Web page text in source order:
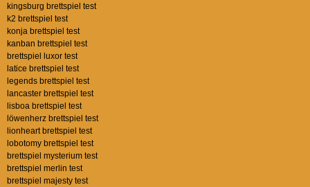
kingsburg brettspiel test
k2 brettspiel test
konja brettspiel test
kanban brettspiel test
brettspiel luxor test
latice brettspiel test
legends brettspiel test
lancaster brettspiel test
lisboa brettspiel test
löwenherz brettspiel test
lionheart brettspiel test
lobotomy brettspiel test
brettspiel mysterium test
brettspiel merlin test
brettspiel majesty test